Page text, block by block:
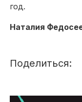
год.
Наталия
Поделиться: